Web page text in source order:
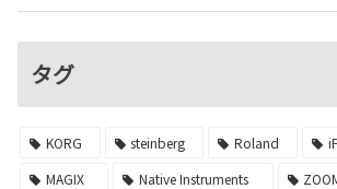
タグ
KORG steinberg Roland
MAGIX
Native Instruments